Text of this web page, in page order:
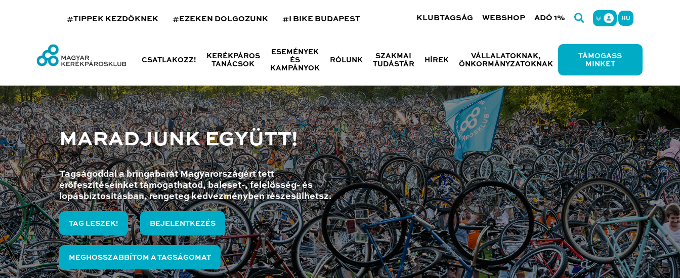
#TIPPEK KEZDŐKNEK #EZEKEN DOLGOZUNK #I BIKE BUDAPEST KLUBTAGSÁG WEBSHOP ADÓ 1% HU
CSATLAKOZZ!
KERÉKPÁROS
TANÁCSOK
ESEMÉNYEK
ÉS
KAMPÁNYOK
RÓLUNK
SZAKMAI
TUDÁSTÁR
HÍREK
VÁLLALATOKNAK,
ÖNKORMÁNYZATOKNAK
TÁMOGASS
MINKET
MARADJUNK EGYÜTT!
Tagságoddal a bringabarát Magyarországért tett
erőfeszítéseinket támogathatod, baleset-, felelősség- és
lopásbiztosításban, rengeteg kedvezményben részesülhetsz.
TAG LESZEK! BEJELENTKEZÉS
MEGHOSSZABBÍTOM A TAGSÁGOMAT